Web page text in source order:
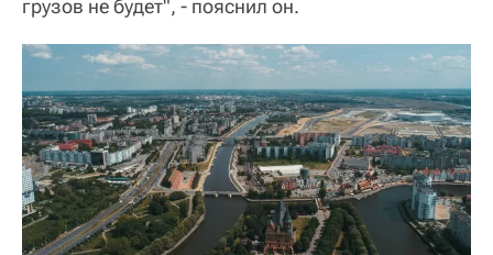
грузов не будет", - пояснил он.